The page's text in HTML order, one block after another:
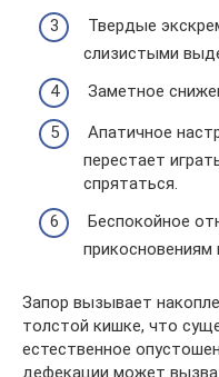
Твердые
слизистыми
Заметное
Апатичное
перестает
спрятаться.
Беспокойное
прикосновениям
Запор вызывает
толстой кишке, что
естественное
дефекации может